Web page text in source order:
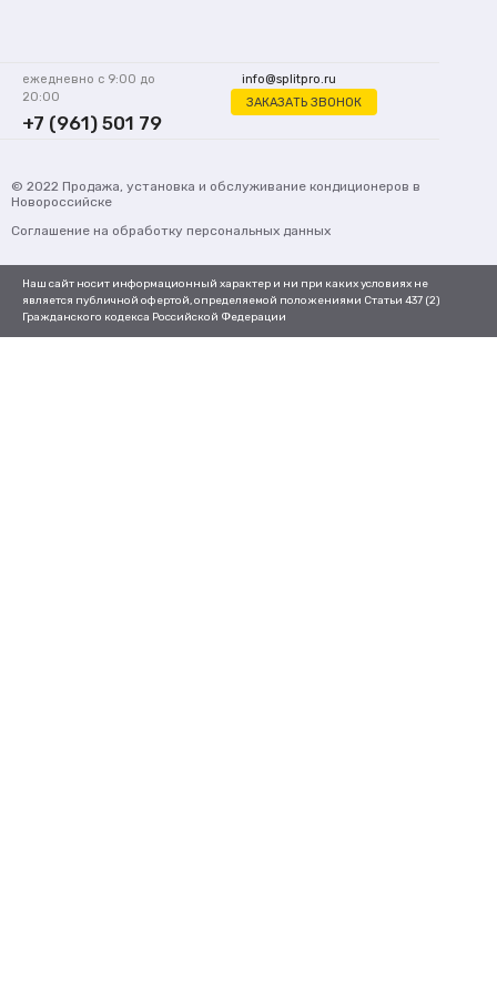
info@splitpro.ru
ЗАКАЗАТЬ ЗВОНОК
ежедневно с 9:00 до
20:00
+7 (961) 501 79
© 2022 Продажа, установка и обслуживание кондиционеров в
Новороссийске
Соглашение на обработку персональных данных
Наш сайт носит информационный характер и ни при каких условиях не
является публичной офертой, определяемой положениями Статьи 437 (2)
Гражданского кодекса Российской Федерации